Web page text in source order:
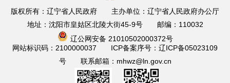
版权所有：辽宁省人民政府 主办单位：辽宁省人民政府办公厅
地址：沈阳市皇姑区北陵大街45-9号 邮编：110032
辽公网安备 21010502000372号
网站标识码：2100000037 ICP备案序号：辽ICP备05023109
号 联系邮箱：mhwz@ln.gov.cn